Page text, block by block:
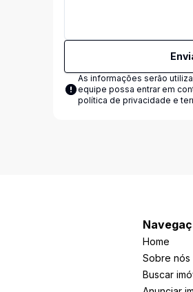
As informações serão
equipe possa entrar em
política de privacidade e
Home
Sobre nós
Buscar